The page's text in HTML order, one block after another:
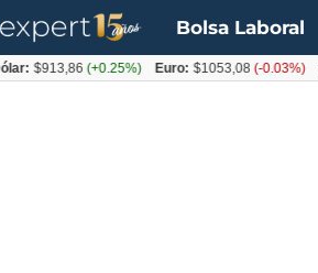
Bolsa Laboral
(+0.25%) Euro: $1053,08(-0.03%) IPC: